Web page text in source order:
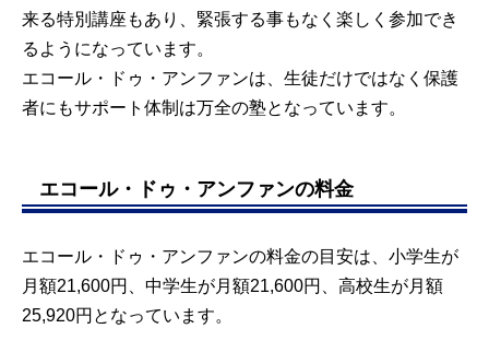
来る特別講座もあり、緊張する事もなく楽しく参加でき
るようになっています。
エコール・ドゥ・アンファンは、生徒だけではなく保護
者にもサポート体制は万全の塾となっています。
エコール・ドゥ・アンファンの料金
エコール・ドゥ・アンファンの料金の目安は、小学生が
月額21,600円、中学生が月額21,600円、高校生が月額
25,920円となっています。